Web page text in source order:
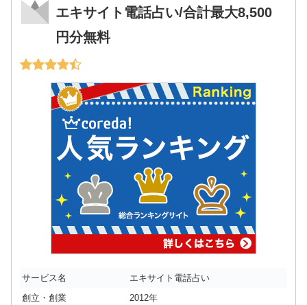
エキサイト電話占い/合計最大8,500
円分無料
サービス名
エキサイト電話占い
創立・創業
2012年